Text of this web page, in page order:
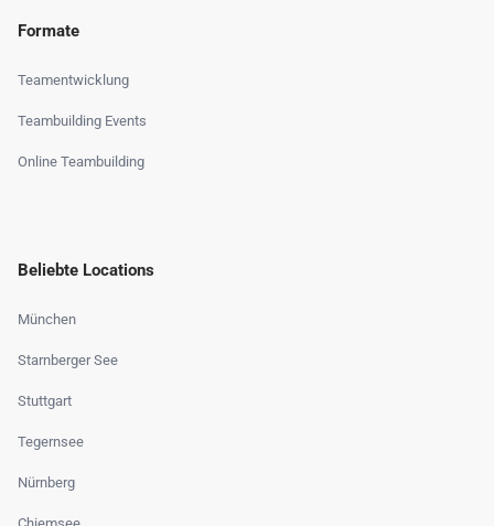
Formate
Teamentwicklung
Teambuilding Events
Online Teambuilding
Beliebte Locations
München
Starnberger See
Stuttgart
Tegernsee
Nürnberg